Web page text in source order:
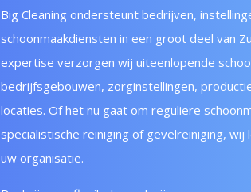
Big Cleaning ondersteunt bedrijven,
schoonmaakdiensten in een groot deel van
expertise verzorgen wij uiteenlopende
bedrijfsgebouwen, zorginstellingen,
locaties. Of het nu gaat om reguliere
specialistische reiniging of gevelreiniging,
uw organisatie.